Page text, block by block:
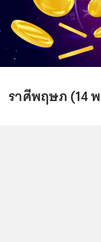
ราศีพฤษภ (14